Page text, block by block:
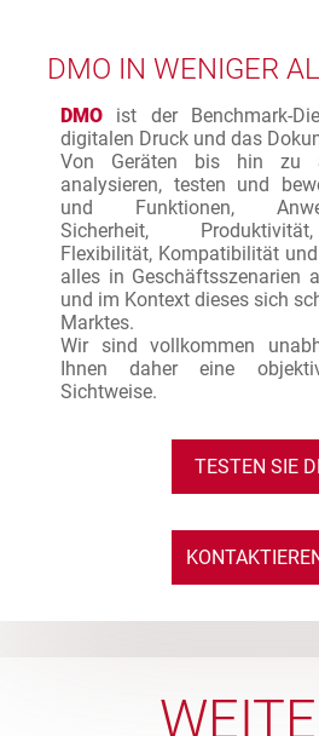
DMO IN WENIGER
DMO ist der Benchmark-
digitalen Druck und das
Von Geräten bis hin zu
analysieren, testen und
und Funktionen,
Sicherheit,
Flexibilität, Kompatibilität
alles in Geschäftsszenarien
und im Kontext dieses sich
Marktes.
Wir sind vollkommen
Ihnen daher eine
Sichtweise.
TESTEN SIE